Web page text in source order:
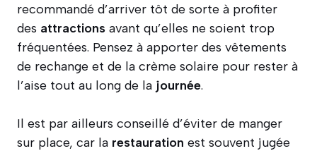
recommandé d’arriver tôt de sorte à profiter
des attractions avant qu’elles ne soient trop
fréquentées. Pensez à apporter des vêtements
de rechange et de la crème solaire pour rester à
l’aise tout au long de la journée.
Il est par ailleurs conseillé d’éviter de manger
sur place, car la restauration est souvent jugée